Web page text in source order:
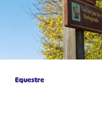
Equestre